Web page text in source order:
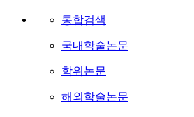
통합검색
국내학술논문
학위논문
해외학술논문